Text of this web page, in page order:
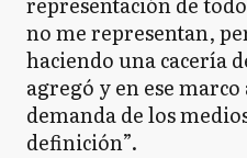
no me representan,
haciendo una cacería
agregó y en ese
demanda de los
definición”.